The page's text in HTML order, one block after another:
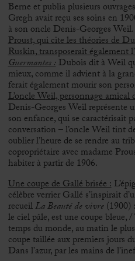
Berne et publia plusieurs
Gregh avait reçu ses soins en
à son oncle Denis-Georges Weil.
Proust, qui cite les théories de
Ruskin, transposerait également
Guermantes :Dubois dit à Weil
mieux, comme il advient à la
ferait également mourir son
L’oncle Weil, personnage amical
Denis-Georges Weil représente
son enfance, qui se caractérisait
conversation – l’oncle Weil tint
oublier l’heure de se rendre au
copropriétaire avec madame
habiter à partir de 1906.
Une coupe de Gallé brisée :
célèbre verrier Gallé s’inspirait
recueilLa Beauté de vivre(1900)
le ciel pâle, est une coupe bleue,
temps du monde, au matin le
coupe taillée aux premiers jours
Dans l’azur, par les mains de